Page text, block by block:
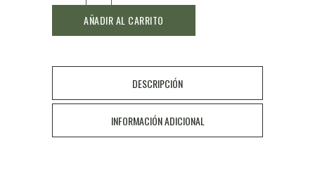
empeltre
con
AÑADIR AL CARRITO
DESCRIPCIÓN
INFORMACIÓN ADICIONAL